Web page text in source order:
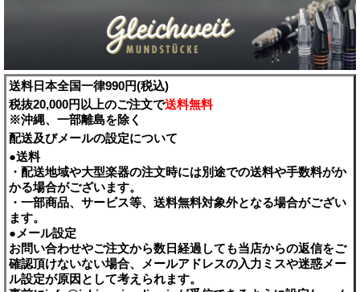
送料日本全国一律990円(税込)
税抜20,000円以上のご注文で送料無料
※沖縄、一部離島を除く
配送及びメールの設定について
●送料
・配送地域や大型楽器の注文時には別途での送料や手数料がか
かる場合がございます。
・一部商品、サービス等、送料無料対象外となる場合がござい
ます。
●メール設定
お問い合わせやご注文から数日経過しても当店からの返信をご
確認頂けないない場合、メールアドレスの入力ミスや迷惑メー
ル設定が原因として考えられます。